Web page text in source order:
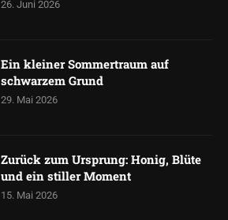
26. Juni 2026
Ein kleiner Sommertraum auf
schwarzem Grund
29. Mai 2026
Zurück zum Ursprung: Honig, Blüte
und ein stiller Moment
15. Mai 2026